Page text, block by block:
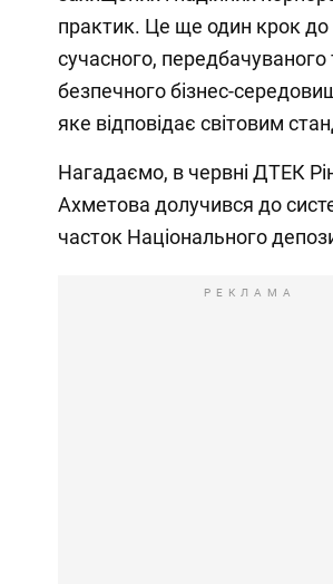
практик. Це ще один крок до
сучасного, передбачуваного
безпечного бізнес-
яке відповідає світовим
Нагадаємо, в червні ДТЕК
Ахметова долучився до
часток Національного
РЕКЛАМА